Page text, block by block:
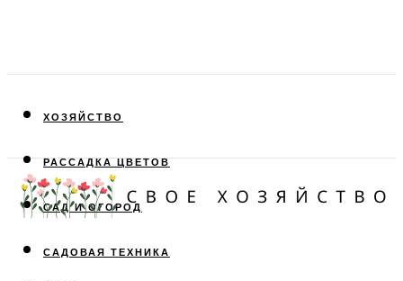
ХОЗЯЙСТВО
РАССАДКА ЦВЕТОВ
САД И ОГОРОД
САДОВАЯ ТЕХНИКА